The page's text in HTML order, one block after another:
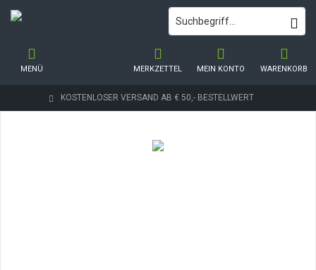
KOSTENLOSER VERSAND AB € 50,- BESTELLWERT
WARENKORB
MERKZETTEL MEIN KONTO
MENÜ